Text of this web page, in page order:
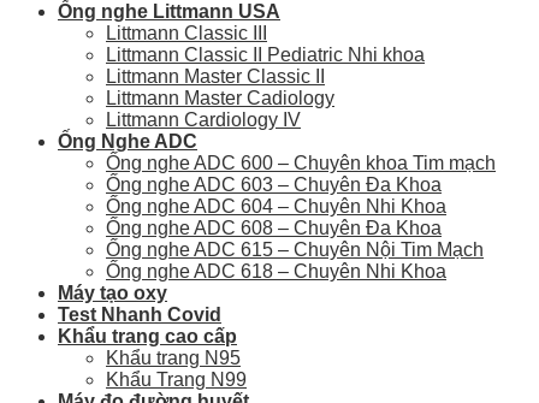
Ống nghe Littmann USA
Littmann Classic III
Littmann Classic II Pediatric Nhi khoa
Littmann Master Classic II
Littmann Master Cadiology
Littmann Cardiology IV
Ống Nghe ADC
Ống nghe ADC 600 – Chuyên khoa Tim mạch
Ống nghe ADC 603 – Chuyên Đa Khoa
Ống nghe ADC 604 – Chuyên Nhi Khoa
Ống nghe ADC 608 – Chuyên Đa Khoa
Ống nghe ADC 615 – Chuyên Nội Tim Mạch
Ống nghe ADC 618 – Chuyên Nhi Khoa
Máy tạo oxy
Test Nhanh Covid
Khẩu trang cao cấp
Khẩu trang N95
Khẩu Trang N99